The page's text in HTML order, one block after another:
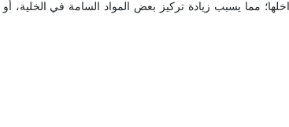
مما يسبب زيادة تركيز بعض المواد السامة في الخلية،